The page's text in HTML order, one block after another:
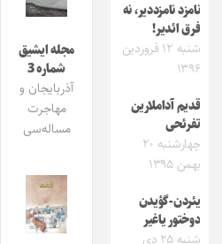
نامزد نامزددیر، نه
فرق ائدیر!
شنبه ۱۲ فروردین
۱۳۹۶
قدیم آداملارین
تفرئحی
چهارشنبه ۲۰
بهمن ۱۳۹۵
یئردن-گؤیدن
دوختور یاغیر
شنبه ۲۵ دی
مجله ایشیق
شماره 3
آذربایجان و
مهاجرت
مساله‌سی